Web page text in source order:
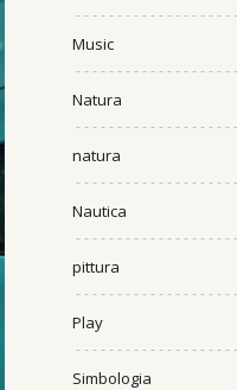
Music
Natura
natura
Nautica
pittura
Play
Simbologia